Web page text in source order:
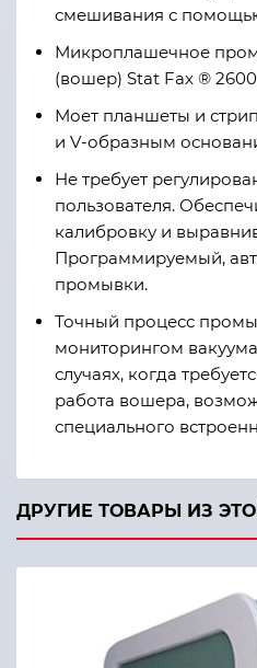
смешивания с
Микроплашечное
(вошер) Stat Fax ® 2600
Моет планшеты и
и V-образным
Не требует
пользователя.
калибровку и
Программируемый,
промывки.
Точный процесс
мониторингом
случаях, когда
работа вошера,
специального
ДРУГИЕ ТОВАРЫ ИЗ